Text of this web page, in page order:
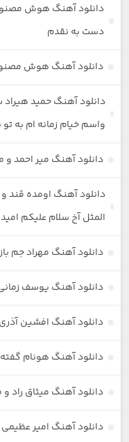
دانلود آهنگ هوش
دست به نقدم
دانلود آهنگ هوش
دانلود آهنگ حمید
واسم خیام زمانه ام به
دانلود آهنگ میر احمد و
دانلود آهنگ اومده
المثل آخ سلام علیکم
دانلود آهنگ مهراد جم
دانلود آهنگ یوسف
دانلود آهنگ افشین
دانلود آهنگ هونام
دانلود آهنگ میثاق راد
دانلود آهنگ امیر عظیمی